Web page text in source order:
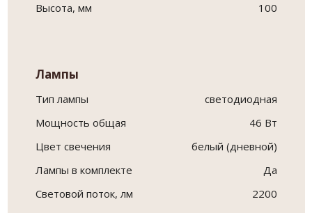
Высота, мм
100
Лампы
Тип лампы
светодиодная
Мощность общая
46 Вт
Цвет свечения
белый (дневной)
Лампы в комплекте
Да
Световой поток, лм
2200